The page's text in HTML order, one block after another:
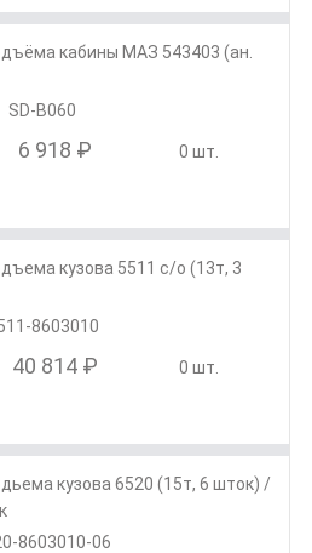
кабины МАЗ 543403 (ан.
SD-B060
6 918 ₽ 0 шт.
кузова 5511 с/о (13т, 3
8603010
40 814 ₽ 0 шт.
кузова 6520 (15т, 6 шток) /
8603010-06